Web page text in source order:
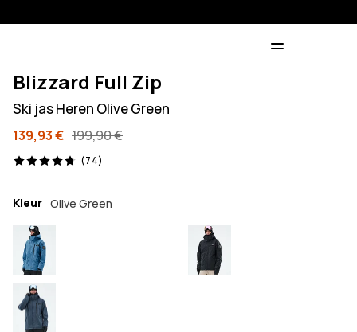
Blizzard Full Zip
Ski jas Heren Olive Green
139,93 € 199,90 €
(74)
74 beoordelingen, 4.7/5
Kleur Olive Green